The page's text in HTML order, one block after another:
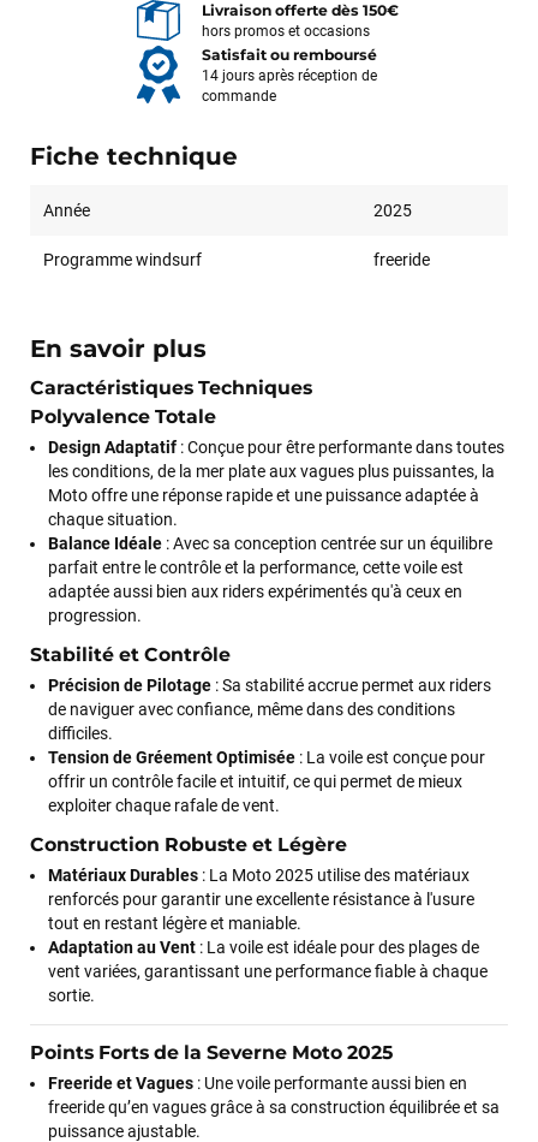
Livraison offerte dès 150€
hors promos et occasions
Satisfait ou remboursé
14 jours après réception de
commande
Fiche technique
Année 2025
Programme windsurf freeride
En savoir plus
Caractéristiques Techniques
Polyvalence Totale
Design Adaptatif : Conçue pour être performante dans toutes
les conditions, de la mer plate aux vagues plus puissantes, la
Moto offre une réponse rapide et une puissance adaptée à
chaque situation.
Balance Idéale : Avec sa conception centrée sur un équilibre
parfait entre le contrôle et la performance, cette voile est
adaptée aussi bien aux riders expérimentés qu'à ceux en
progression.
Stabilité et Contrôle
Précision de Pilotage : Sa stabilité accrue permet aux riders
de naviguer avec confiance, même dans des conditions
difficiles.
Tension de Gréement Optimisée : La voile est conçue pour
offrir un contrôle facile et intuitif, ce qui permet de mieux
exploiter chaque rafale de vent.
Construction Robuste et Légère
Matériaux Durables : La Moto 2025 utilise des matériaux
renforcés pour garantir une excellente résistance à l'usure
tout en restant légère et maniable.
Adaptation au Vent : La voile est idéale pour des plages de
vent variées, garantissant une performance fiable à chaque
sortie.
Points Forts de la Severne Moto 2025
Freeride et Vagues : Une voile performante aussi bien en
freeride qu’en vagues grâce à sa construction équilibrée et sa
puissance ajustable.